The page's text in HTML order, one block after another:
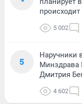
происходит
5 002
5
Наручники
Минздрава
Дмитрия
4 602